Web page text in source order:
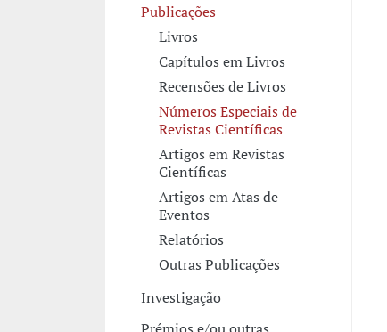
Publicações
Livros
Capítulos em Livros
Recensões de Livros
Números Especiais de
Revistas Científicas
Artigos em Revistas
Científicas
Artigos em Atas de
Eventos
Relatórios
Outras Publicações
Investigação